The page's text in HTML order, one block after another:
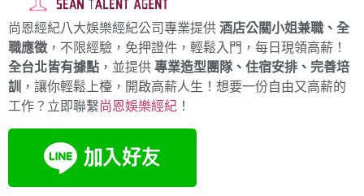
尚恩經紀八大娛樂經紀公司專業提供 酒店公關小姐兼職、全
職應徵 ，不限經驗，免押證件，輕鬆入門，每日現領高薪！
全台北皆有據點 ，並提供 專業造型團隊、住宿安排、完善培
訓
，讓你輕鬆上檯，開啟高薪人生！想要一份自由又高薪的
工作？立即聯繫尚恩娛樂經紀 ！